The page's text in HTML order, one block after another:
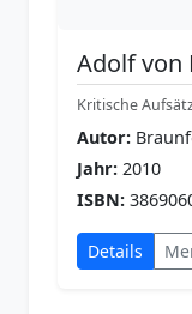
Adolf von
Autor:
Jahr: 2010
ISBN:
Details